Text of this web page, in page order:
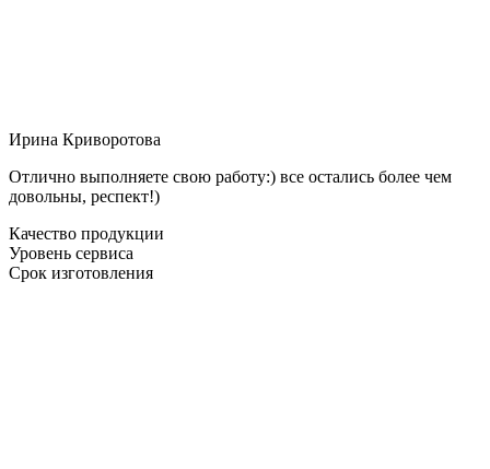
Ирина Криворотова
Отлично выполняете свою работу:) все остались более чем
довольны, респект!)
Качество продукции
Уровень сервиса
Срок изготовления